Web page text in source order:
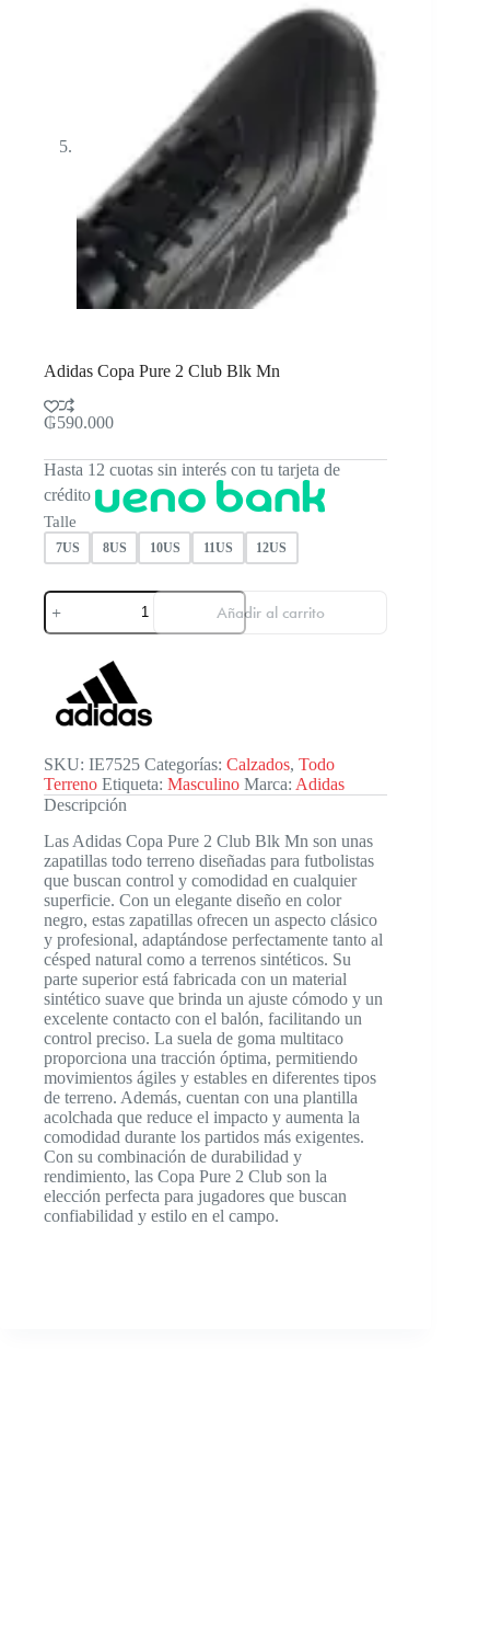
Adidas Copa Pure 2 Club Blk Mn
₲590.000
Hasta 12 cuotas sin interés con tu tarjeta de
crédito
Talle
7US 8US 10US 11US 12US
Adidas
Copa
Pure
Mn
cantidad
Añadir al carrito
SKU: IE7525 Categorías: Calzados, Todo
Terreno Etiqueta: Masculino Marca: Adidas
Descripción
Las Adidas Copa Pure 2 Club Blk Mn son unas
zapatillas todo terreno diseñadas para futbolistas
que buscan control y comodidad en cualquier
superficie. Con un elegante diseño en color
negro, estas zapatillas ofrecen un aspecto clásico
y profesional, adaptándose perfectamente tanto al
césped natural como a terrenos sintéticos. Su
parte superior está fabricada con un material
sintético suave que brinda un ajuste cómodo y un
excelente contacto con el balón, facilitando un
control preciso. La suela de goma multitaco
proporciona una tracción óptima, permitiendo
movimientos ágiles y estables en diferentes tipos
de terreno. Además, cuentan con una plantilla
acolchada que reduce el impacto y aumenta la
comodidad durante los partidos más exigentes.
Con su combinación de durabilidad y
rendimiento, las Copa Pure 2 Club son la
elección perfecta para jugadores que buscan
confiabilidad y estilo en el campo.